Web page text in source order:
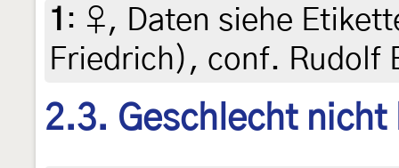
1 : ♀, Daten siehe
Friedrich), conf. Rudolf
2.3. Geschlecht nicht